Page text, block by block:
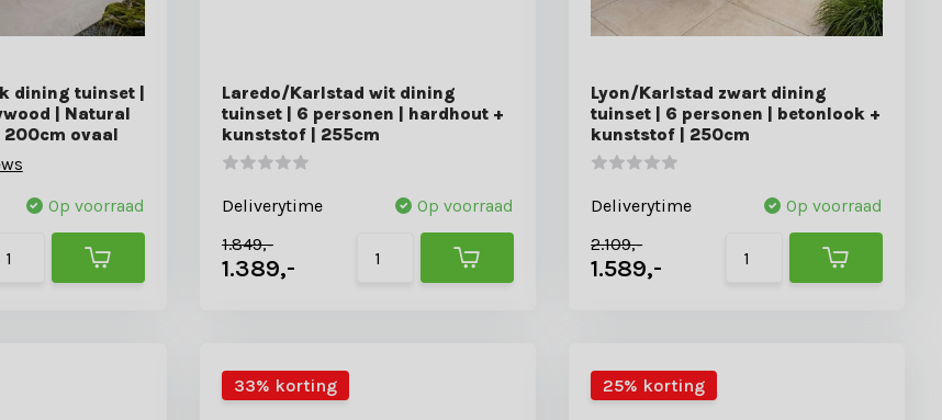
dining tuinset |
| Natural
ovaal
Op voorraad
Laredo/Karlstad wit dining
tuinset | 6 personen | hardhout +
kunststof | 255cm
Deliverytime
Op voorraad
1.849,-
1.389,-
Lyon/Karlstad zwart dining
tuinset | 6 personen | betonlook +
kunststof | 250cm
Deliverytime
Op voorraad
2.109,-
1.589,-
33% korting 25% korting